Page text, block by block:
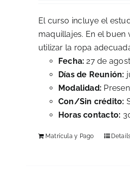
El curso incluye el
maquillajes. En el
utilizar la ropa
Fecha:27 de
Días de Reunión:
Modalidad:
Con/Sin crédito:
Horas contacto:
Matrícula y Pago